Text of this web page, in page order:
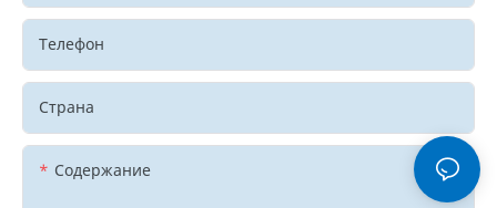
Телефон
Страна
Содержание